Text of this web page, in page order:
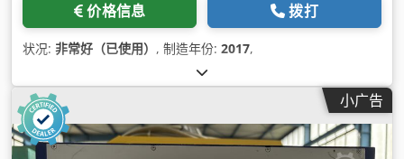
价格信息 拨打
状况: 非常好（已使用） , 制造年份: 2017,
小广告